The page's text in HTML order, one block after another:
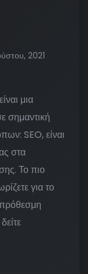
2021
μια
σημαντική
SEO, είναι
στα
Το πιο
για το